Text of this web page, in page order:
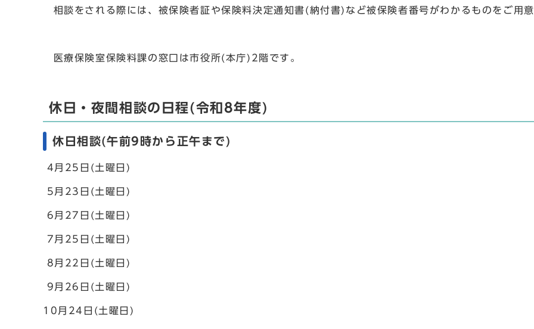
相談をされる際には、被保険者証や保険料決定通知書(納付書)など被保険者番号がわかるものをご用
医療保険室保険料課の窓口は市役所(本庁)2階です。
休日・夜間相談の日程(令和8年度)
休日相談(午前9時から正午まで)
4月25日(土曜日)
5月23日(土曜日)
6月27日(土曜日)
7月25日(土曜日)
8月22日(土曜日)
9月26日(土曜日)
10月24日(土曜日)